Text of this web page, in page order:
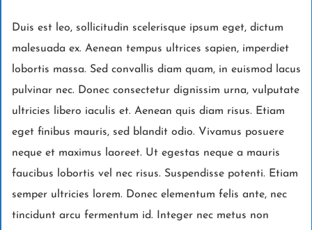
Duis est leo, sollicitudin scelerisque ipsum eget, dictum
malesuada ex. Aenean tempus ultrices sapien, imperdiet
lobortis massa. Sed convallis diam quam, in euismod lacus
pulvinar nec. Donec consectetur dignissim urna, vulputate
ultricies libero iaculis et. Aenean quis diam risus. Etiam
eget finibus mauris, sed blandit odio. Vivamus posuere
neque et maximus laoreet. Ut egestas neque a mauris
faucibus lobortis vel nec risus. Suspendisse potenti. Etiam
semper ultricies lorem. Donec elementum felis ante, nec
tincidunt arcu fermentum id. Integer nec metus non